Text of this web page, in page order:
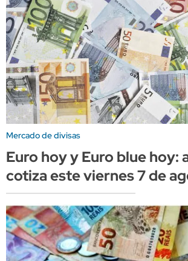
Mercado de divisas
Euro hoy y Euro blue hoy:
cotiza este viernes 7 de